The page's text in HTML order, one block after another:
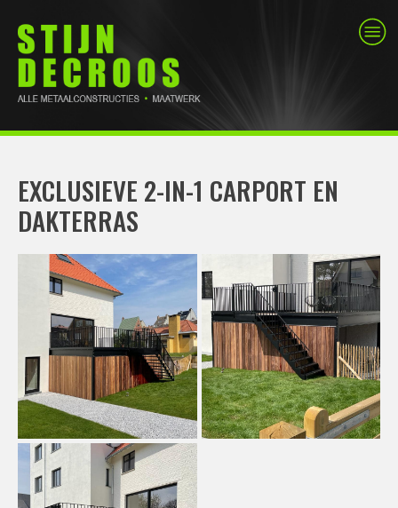
EXCLUSIEVE 2-IN-1 CARPORT EN
DAKTERRAS